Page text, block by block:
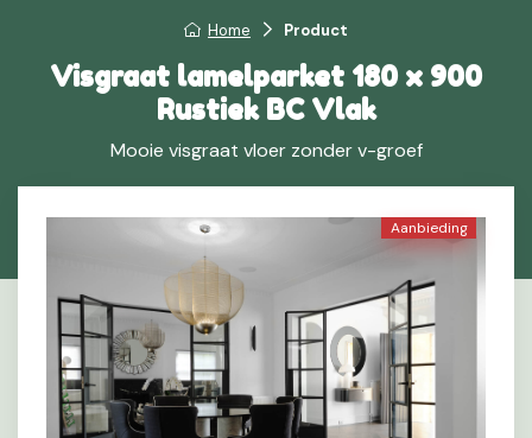
Home Product
Visgraat lamelparket 180 x 900
Rustiek BC Vlak
Mooie visgraat vloer zonder v-groef
Aanbieding